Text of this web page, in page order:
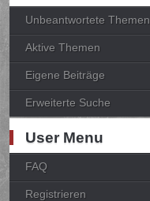
Unbeantwortete Themen
Aktive Themen
Eigene Beiträge
Erweiterte Suche
User Menu
FAQ
Registrieren